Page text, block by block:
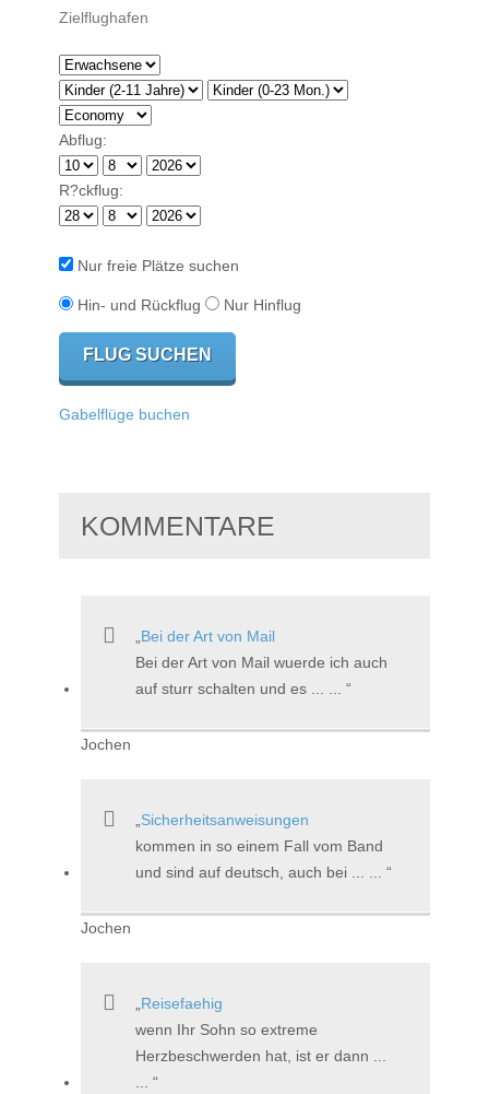
Abflug:
R?ckflug:
Nur freie Plätze suchen
Hin- und Rückflug Nur Hinflug
Gabelflüge buchen
KOMMENTARE
Bei der Art von Mail
Bei der Art von Mail wuerde ich auch
auf sturr schalten und es ... ...
Jochen
Sicherheitsanweisungen
kommen in so einem Fall vom Band
und sind auf deutsch, auch bei ... ...
Jochen
Reisefaehig
wenn Ihr Sohn so extreme
Herzbeschwerden hat, ist er dann ...
...